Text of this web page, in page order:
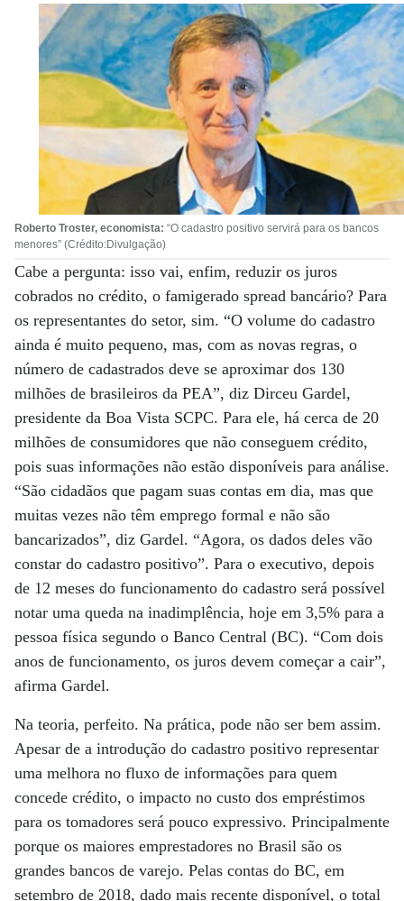
Roberto Troster, economista: “O cadastro positivo servirá para os bancos
menores” (Crédito:Divulgação)
Cabe a pergunta: isso vai, enfim, reduzir os juros
cobrados no crédito, o famigerado spread bancário? Para
os representantes do setor, sim. “O volume do cadastro
ainda é muito pequeno, mas, com as novas regras, o
número de cadastrados deve se aproximar dos 130
milhões de brasileiros da PEA”, diz Dirceu Gardel,
presidente da Boa Vista SCPC. Para ele, há cerca de 20
milhões de consumidores que não conseguem crédito,
pois suas informações não estão disponíveis para análise.
“São cidadãos que pagam suas contas em dia, mas que
muitas vezes não têm emprego formal e não são
bancarizados”, diz Gardel. “Agora, os dados deles vão
constar do cadastro positivo”. Para o executivo, depois
de 12 meses do funcionamento do cadastro será possível
notar uma queda na inadimplência, hoje em 3,5% para a
pessoa física segundo o Banco Central (BC). “Com dois
anos de funcionamento, os juros devem começar a cair”,
afirma Gardel.
Na teoria, perfeito. Na prática, pode não ser bem assim.
Apesar de a introdução do cadastro positivo representar
uma melhora no fluxo de informações para quem
concede crédito, o impacto no custo dos empréstimos
para os tomadores será pouco expressivo. Principalmente
porque os maiores emprestadores no Brasil são os
grandes bancos de varejo. Pelas contas do BC, em
setembro de 2018, dado mais recente disponível, o total